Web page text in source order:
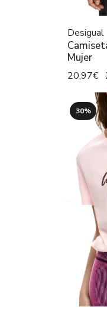
Desigual
Mujer
20,97€
30%